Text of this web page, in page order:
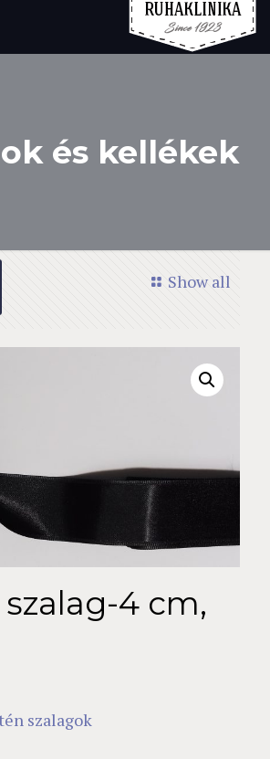
és kellékek
Show all
4 cm,
szalagok